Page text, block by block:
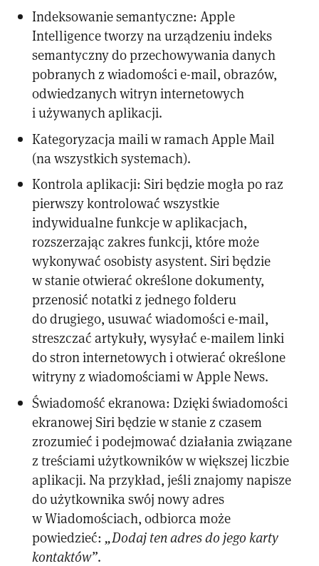
Indeksowanie semantyczne: Apple
Intelligence tworzy na urządzeniu indeks
semantyczny do przechowywania danych
pobranych z wiadomości e-mail, obrazów,
odwiedzanych witryn internetowych
i używanych aplikacji.
Kategoryzacja maili w ramach Apple Mail
(na wszystkich systemach).
Kontrola aplikacji: Siri będzie mogła po raz
pierwszy kontrolować wszystkie
indywidualne funkcje w aplikacjach,
rozszerzając zakres funkcji, które może
wykonywać osobisty asystent. Siri będzie
w stanie otwierać określone dokumenty,
przenosić notatki z jednego folderu
do drugiego, usuwać wiadomości e-mail,
streszczać artykuły, wysyłać e-mailem linki
do stron internetowych i otwierać określone
witryny z wiadomościami w Apple News.
Świadomość ekranowa: Dzięki świadomości
ekranowej Siri będzie w stanie z czasem
zrozumieć i podejmować działania związane
z treściami użytkowników w większej liczbie
aplikacji. Na przykład, jeśli znajomy napisze
do użytkownika swój nowy adres
w Wiadomościach, odbiorca może
powiedzieć: „Dodaj ten adres do jego karty
kontaktów”.